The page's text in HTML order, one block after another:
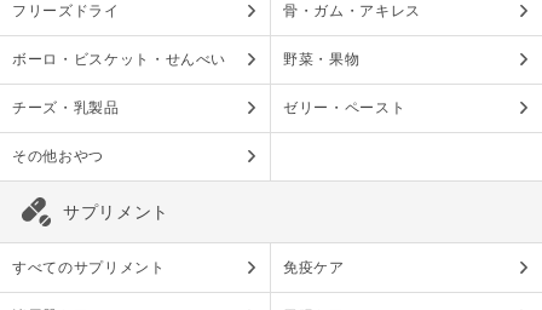
フリーズドライ 骨・ガム・アキレス
ボーロ・ビスケット・せんべい 野菜・果物
チーズ・乳製品 ゼリー・ペースト
その他おやつ
サプリメント
すべてのサプリメント 免疫ケア